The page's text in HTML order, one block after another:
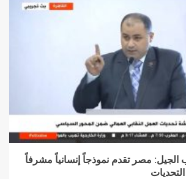
مصر تقدم نموذجاً إنسانياً مشرفاً